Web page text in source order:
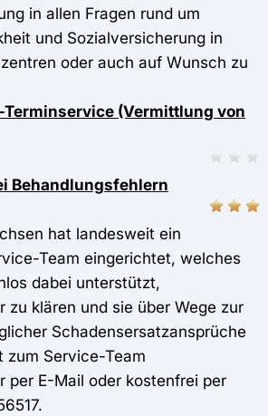
in allen Fragen rund um
und Sozialversicherung in
oder auch auf Wunsch zu
(Vermittlung von
Behandlungsfehlern
hat landesweit ein
Team eingerichtet, welches
dabei unterstützt,
zu klären und sie über Wege zur
Schadensersatzansprüche
zum Service-Team
per E-Mail oder kostenfrei per